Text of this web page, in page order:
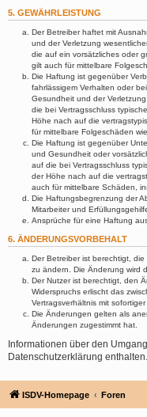
5. GEWÄHRLEISTUNG
Der Betreiber haftet mit
und der Verletzung
die auf ein vorsätzliches oder
gilt auch für mittelbare
Die Haftung ist gegenüber
fahrlässigem Verhalten oder
Gesundheit und der
die bei Vertragsschluss
Höhe nach auf die
für mittelbare Folgeschäden
Die Haftung ist gegenüber
und Gesundheit oder
auf die bei Vertragsschluss
der Höhe nach auf die
auch für mittelbare Schäden,
Die Haftungsbegrenzung der
Mitarbeiter und
Ansprüche für eine Haftung
6. ÄNDERUNGSVORBEHALT
Der Betreiber ist berechtigt,
zu ändern. Die Änderung wird
Der Nutzer ist berechtigt, den
Widerspruchs erlischt das
Vertragsverhältnis mit sofortiger
Die Änderungen gelten als
Änderungen zugestimmt hat.
Informationen über den
Datenschutzerklärung enthalten.
ISDV-Homepage Foren